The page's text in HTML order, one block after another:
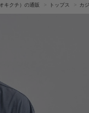
キクチ）の通販 トップス カ